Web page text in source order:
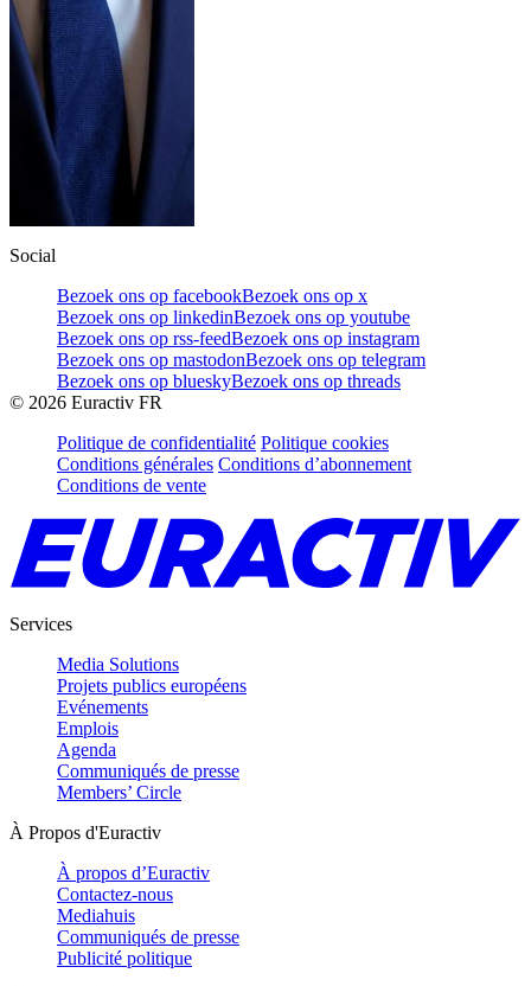
Social
Bezoek ons op facebookBezoek ons op x
Bezoek ons op linkedinBezoek ons op youtube
Bezoek ons op rss-feedBezoek ons op instagram
Bezoek ons op mastodonBezoek ons op telegram
Bezoek ons op blueskyBezoek ons op threads
© 2026 Euractiv FR
Politique de confidentialité Politique cookies
Conditions générales Conditions d’abonnement
Conditions de vente
Services
Media Solutions
Projets publics européens
Evénements
Emplois
Agenda
Communiqués de presse
Members’ Circle
À Propos d'Euractiv
À propos d’Euractiv
Contactez-nous
Mediahuis
Communiqués de presse
Publicité politique